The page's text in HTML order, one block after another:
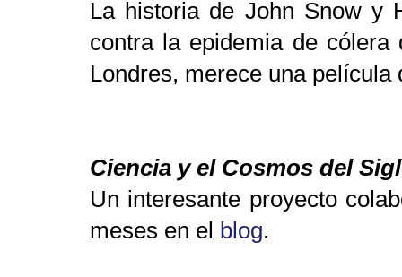
La historia de John Snow y
contra la epidemia de
Londres, merece una
Ciencia y el Cosmos del
Un interesante proyecto
meses en el
blog.